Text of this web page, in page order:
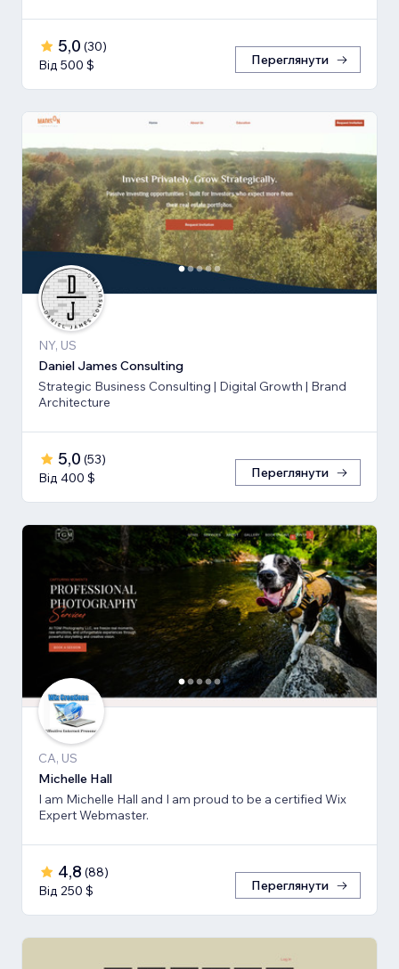
5,0 (30)
Від 500 $
Переглянути
NY, US
Daniel James Consulting
Strategic Business Consulting | Digital Growth | Brand
Architecture
5,0 (53)
Від 400 $
Переглянути
CA, US
Michelle Hall
I am Michelle Hall and I am proud to be a certified Wix
Expert Webmaster.
4,8 (88)
Від 250 $
Переглянути